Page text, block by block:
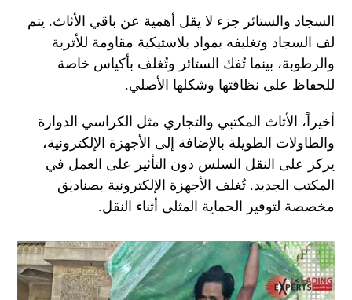
السجاد والستائر جزء لا يقل أهمية عن باقي الأثاث. يتم
لف السجاد وتغليفه بمواد بلاستيكية مقاومة للأتربة
والرطوبة، بينما تُفك الستائر وتُغلف بأكياس خاصة
للحفاظ على نظافتها وشكلها الأصلي.
أخيراً، الأثاث المكتبي والتجاري مثل الكراسي الدوارة
والطاولات الطويلة بالإضافة إلى الأجهزة الإلكترونية،
يركز على النقل السلس دون التأثير على العمل في
المكتب الجديد. تُغلف الأجهزة الإلكترونية بصناديق
مخصصة لتوفير الحماية المثلى أثناء النقل.